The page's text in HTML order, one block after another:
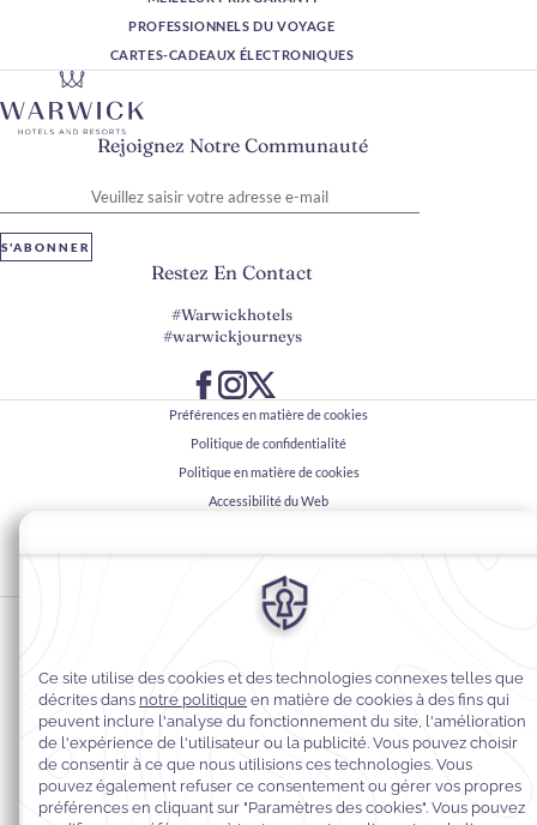
PROFESSIONNELS DU VOYAGE
CARTES-CADEAUX ÉLECTRONIQUES
Rejoignez Notre Communauté
S'ABONNER
Restez En Contact
#Warwickhotels
#warwickjourneys
Préférences en matière de cookies
Politique de confidentialité
Politique en matière de cookies
Accessibilité du Web
Conditions générales
Warwick Hotels & Resorts, Tous droits réservés